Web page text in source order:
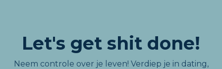
Let's get shit done!
Neem controle over je leven! Verdiep je in dating,